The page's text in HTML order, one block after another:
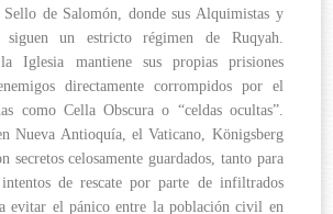
de Salomón, donde sus Alquimistas y
siguen un estricto régimen de Ruqyah.
Iglesia mantiene sus propias prisiones
directamente corrompidos por el
como Cella Obscura o “celdas ocultas”.
Nueva Antioquía, el Vaticano, Königsberg
secretos celosamente guardados, tanto para
de rescate por parte de infiltrados
evitar el pánico entre la población civil en